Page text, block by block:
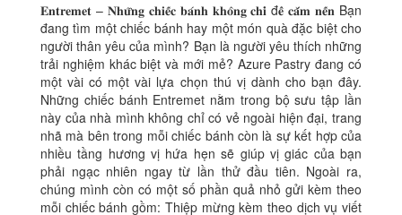
𝐄𝐧𝐭𝐫𝐞𝐦𝐞𝐭 – 𝐍𝐡𝐮̛̃𝐧𝐠 𝐜𝐡𝐢𝐞̂́𝐜 𝐛𝐚́𝐧𝐡 𝐤𝐡𝐨̂𝐧𝐠 𝐜𝐡𝐢̉ đ𝐞̂̉ 𝐜𝐚̆́𝐦 𝐧𝐞̂́𝐧 Bạn
đang tìm một chiếc bánh hay một món quà đặc biệt cho
người thân yêu của mình? Bạn là người yêu thích những
trải nghiệm khác biệt và mới mẻ? Azure Pastry đang có
một vài có một vài lựa chọn thú vị dành cho bạn đây.
Những chiếc bánh Entremet nằm trong bộ sưu tập lần
này của nhà mình không chỉ có vẻ ngoài hiện đại, trang
nhã mà bên trong mỗi chiếc bánh còn là sự kết hợp của
nhiều tầng hương vị hứa hẹn sẽ giúp vị giác của bạn
phải ngạc nhiên ngay từ lần thử đầu tiên. Ngoài ra,
chúng mình còn có một số phần quả nhỏ gửi kèm theo
mỗi chiếc bánh gồm: Thiệp mừng kèm theo dịch vụ viết